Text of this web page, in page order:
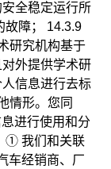
全稳定运行所
故障； 14.3.9
研究机构基于
外提供学术研
信息进行去标
情形。您同
进行使用和分
① 我们和关联
车经销商、厂